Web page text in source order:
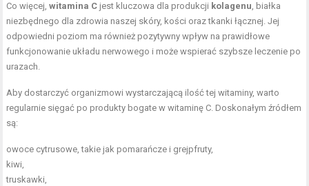
Co więcej,witamina C jest kluczowa dla produkcji kolagenu, białka
niezbędnego dla zdrowia naszej skóry, kości oraz tkanki łącznej. Jej
odpowiedni poziom ma również pozytywny wpływ na prawidłowe
funkcjonowanie układu nerwowego i może wspierać szybsze leczenie po
urazach.
Aby dostarczyć organizmowi wystarczającą ilość tej witaminy, warto
regularnie sięgać po produkty bogate w witaminę C. Doskonałym źródłem
są:
owoce cytrusowe, takie jak pomarańcze i grejpfruty,
kiwi,
truskawki,